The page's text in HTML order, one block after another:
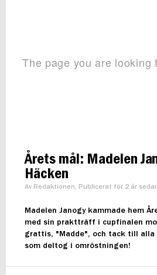
Årets mål: Madelen
Häcken
Av Redaktionen, Publicerat för 2 år
Madelen Janogy kammade hem
med sin praktträff i cupfinalen
grattis, "Madde", och tack till
som deltog i omröstningen!